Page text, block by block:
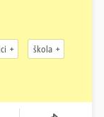
škola